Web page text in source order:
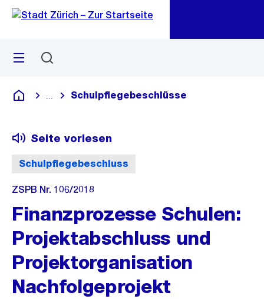
Navigation
Sprunglink
Menü
Deutsch
Blende alle Breadcrumbs ein
Schulpflegebeschlüsse
Schulpflegebeschluss
Seite vorlesen
ZSPB Nr. 106/2018
Finanzprozesse Schulen:
Projektabschluss und
Projektorganisation
Nachfolgeprojekt